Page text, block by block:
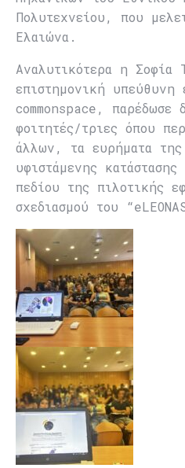
Πολυτεχνείου, που
Ελαιώνα.
Αναλυτικότερα η Σοφία
επιστημονική υπεύθυνη
commonspace, παρέδωσε
φοιτητές/τριες όπου
άλλων, τα ευρήματα της
υφιστάμενης
πεδίου της πιλοτικής
σχεδιασμού του